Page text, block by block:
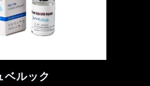
ベルック